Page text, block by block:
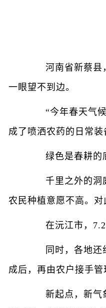
河南省新蔡县，
一眼望不到边。
“今年春天气候
成了喷洒农药的日常
绿色是春耕的底
千里之外的洞庭
农民种植意愿不高。对
在沅江市，7.2
同时，各地还组
成后，再由农户接手
新起点，新气象